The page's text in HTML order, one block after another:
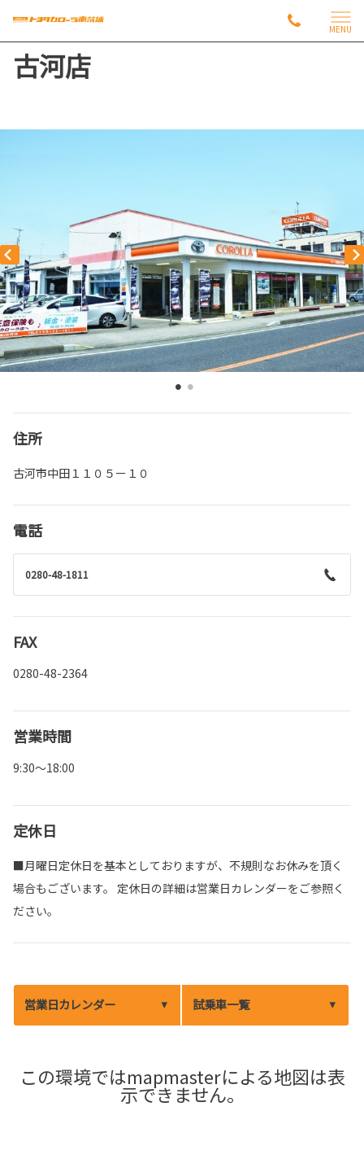
MENU
古河店
住所
古河市中田１１０５ー１０
電話
0280-48-1811
FAX
0280-48-2364
営業時間
9:30～18:00
定休日
■月曜日定休日を基本としておりますが、不規則なお休みを頂く
場合もございます。 定休日の詳細は営業日カレンダーをご参照く
ださい。
営業日カレンダー 試乗車一覧
この環境ではmapmasterによる地図は表
示できません。